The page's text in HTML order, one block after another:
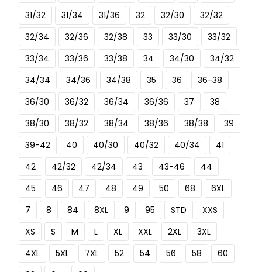
31/32
31/34 31/36 32 32/30
32/32
32/34
32/36 32/38 33 33/30
33/32
33/34
33/36 33/38 34 34/30
34/32
34/34
34/36 34/38 35 36
36-38
36/30
36/32 36/34 36/36 37
38
38/30
38/32 38/34 38/36 38/38
39
39-42
40 40/30 40/32 40/34
41
42
42/32 42/34 43 43-46
44
45
46 47 48 49 50 68
6XL
7
8 84 8XL 9 95 STD
XXS
XS
S M L XL XXL 2XL
3XL
4XL
5XL 7XL 52 54 56 58
60